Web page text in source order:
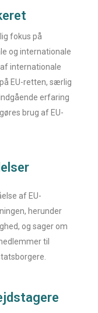
fokus på
og internationale
internationale
EU-retten, særlig
erfaring
brug af EU-
af EU-
herunder
og sager om
til